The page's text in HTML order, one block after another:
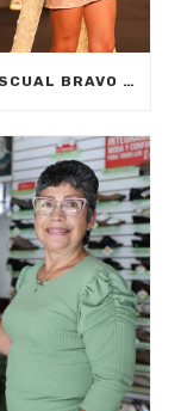
ESTUDIANTES Y DOCENTES DEL PASCUAL BRAVO DE MEDELLÍN FOMENTAN LA INVESTIGACIÓN Y LA INNOVACIÓN EN LAS PASARELAS DE COLOMBIAMODA